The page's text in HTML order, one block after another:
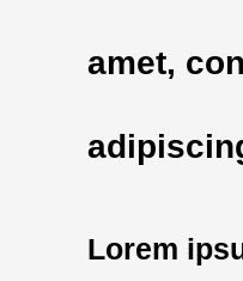
amet,
Lorem